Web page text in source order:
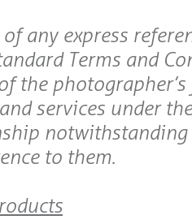
any express
Terms and
the
services under
notwithstanding
to them.